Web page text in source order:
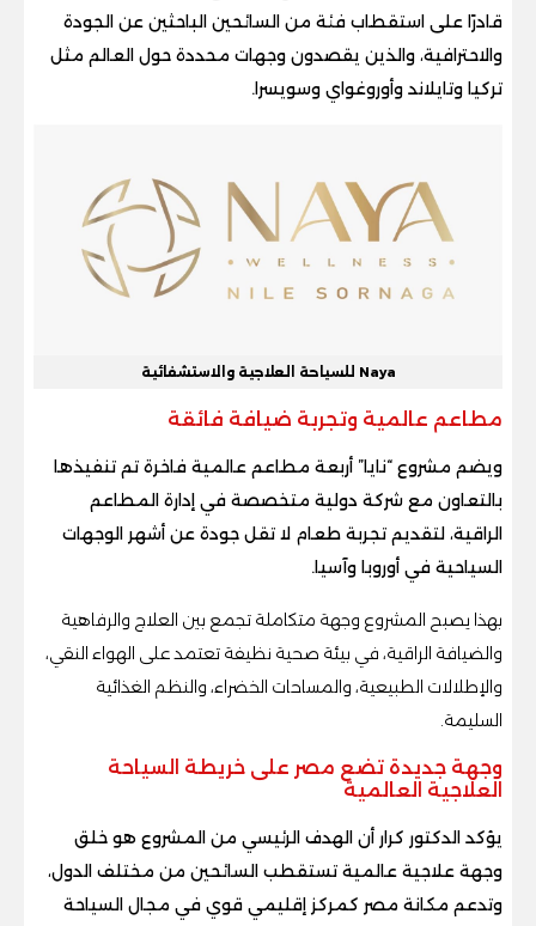
قادرًا على استقطاب فئة من السائحين الباحثين عن الجودة
والاحترافية، والذين يقصدون وجهات محددة حول العالم مثل
تركيا وتايلاند وأوروغواي وسويسرا.
Naya للسياحة العلاجية والاستشفائية
مطاعم عالمية وتجربة ضيافة فائقة
ويضم مشروع “نايا” أربعة مطاعم عالمية فاخرة تم تنفيذها
بالتعاون مع شركة دولية متخصصة في إدارة المطاعم
الراقية، لتقديم تجربة طعام لا تقل جودة عن أشهر الوجهات
السياحية في أوروبا وآسيا.
بهذا يصبح المشروع وجهة متكاملة تجمع بين العلاج والرفاهية
والضيافة الراقية، في بيئة صحية نظيفة تعتمد على الهواء النقي،
والإطلالات الطبيعية، والمساحات الخضراء، والنظم الغذائية
السليمة.
وجهة جديدة تضع مصر على خريطة السياحة
العلاجية العالمية
يؤكد الدكتور كرار أن الهدف الرئيسي من المشروع هو خلق
وجهة علاجية عالمية تستقطب السائحين من مختلف الدول،
وتدعم مكانة مصر كمركز إقليمي قوي في مجال السياحة